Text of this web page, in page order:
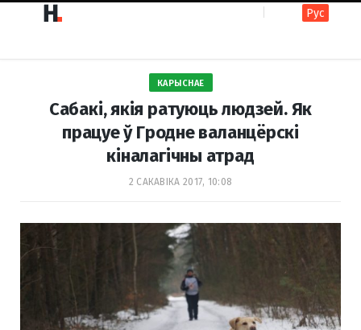
c
o
s
g
Рус
КАРЫСНАЕ
Сабакі, якія ратуюць людзей. Як
працуе ў Гродне валанцёрскі
кіналагічны атрад
2 САКАВІКА 2017, 10:08